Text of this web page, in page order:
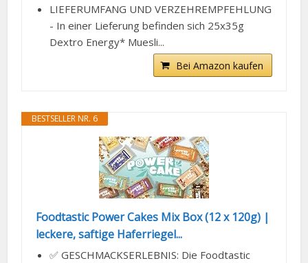
LIEFERUMFANG UND VERZEHREMPFEHLUNG
- In einer Lieferung befinden sich 25x35g
Dextro Energy* Muesli...
Bei Amazon kaufen
BESTSELLER NR. 6
Foodtastic Power Cakes Mix Box (12 x 120g) |
leckere, saftige Haferriegel...
✅ GESCHMACKSERLEBNIS: Die Foodtastic